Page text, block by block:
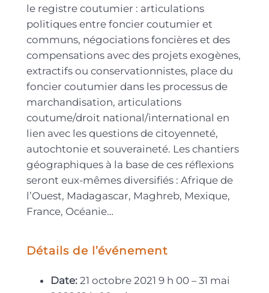
le registre coutumier : articulations
politiques entre foncier coutumier et
communs, négociations foncières et des
compensations avec des projets exogènes,
extractifs ou conservationnistes, place du
foncier coutumier dans les processus de
marchandisation, articulations
coutume/droit national/international en
lien avec les questions de citoyenneté,
autochtonie et souveraineté. Les chantiers
géographiques à la base de ces réflexions
seront eux-mêmes diversifiés : Afrique de
l’Ouest, Madagascar, Maghreb, Mexique,
France, Océanie…
Détails de l’événement
Date: 21 octobre 2021 9 h 00–31 mai